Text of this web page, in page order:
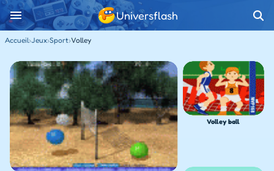
Universflash
Accueil›Jeux›Sport›Volley
Volley ball